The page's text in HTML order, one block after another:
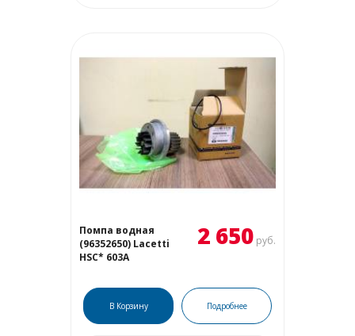
Помпа водная
(96352650) Lacetti
HSC* 603А
2 650 руб.
В Корзину Подробнее